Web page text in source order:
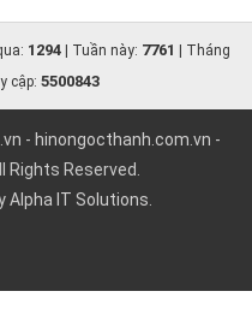
1294| Tuần này: 7761
| Tháng
cập: 5500843
- hinongocthanh.com.vn -
Rights Reserved.
Alpha IT Solutions.